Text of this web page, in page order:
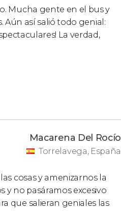
Mucha gente en el bus y
Aún así salió todo genial:
La verdad,
Macarena Del Rocío
Torrelavega, España
cosas y amenizarnos la
y no pasáramos excesivo
que salieran geniales las